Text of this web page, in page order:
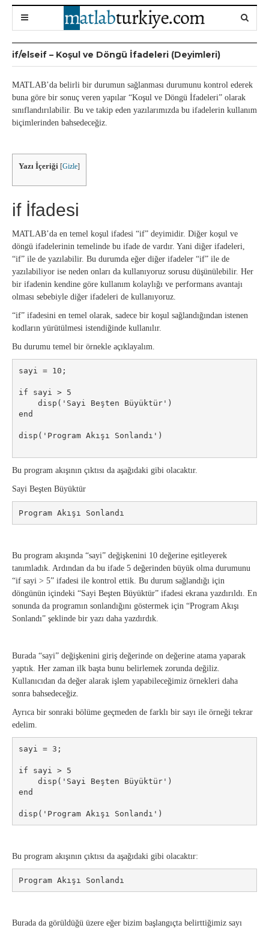
if/elseif – Koşul ve Döngü İfadeleri (Deyimleri)
MATLAB’da belirli bir durumun sağlanması durumunu kontrol ederek
buna göre bir sonuç veren yapılar “Koşul ve Döngü İfadeleri” olarak
sınıflandırılabilir. Bu ve takip eden yazılarımızda bu ifadelerin kullanım
biçimlerinden bahsedeceğiz.
Yazı İçeriği [Gizle]
if İfadesi
MATLAB’da en temel koşul ifadesi “if” deyimidir. Diğer koşul ve
döngü ifadelerinin temelinde bu ifade de vardır. Yani diğer ifadeleri,
“if” ile de yazılabilir. Bu durumda eğer diğer ifadeler “if” ile de
yazılabiliyor ise neden onları da kullanıyoruz sorusu düşünülebilir. Her
bir ifadenin kendine göre kullanım kolaylığı ve performans avantajı
olması sebebiyle diğer ifadeleri de kullanıyoruz.
“if” ifadesini en temel olarak, sadece bir koşul sağlandığından istenen
kodların yürütülmesi istendiğinde kullanılır.
Bu durumu temel bir örnekle açıklayalım.
sayi = 10;
if sayi > 5
disp('Sayi Beşten Büyüktür')
end
disp('Program Akışı Sonlandı')
Bu program akışının çıktısı da aşağıdaki gibi olacaktır.
Sayi Beşten Büyüktür
Bu program akışında “sayi” değişkenini 10 değerine eşitleyerek
tanımladık. Ardından da bu ifade 5 değerinden büyük olma durumunu
“if sayi > 5” ifadesi ile kontrol ettik. Bu durum sağlandığı için
döngünün içindeki “Sayi Beşten Büyüktür” ifadesi ekrana yazdırıldı. En
sonunda da programın sonlandığını göstermek için “Program Akışı
Sonlandı” şeklinde bir yazı daha yazdırdık.
Burada “sayi” değişkenini giriş değerinde on değerine atama yaparak
yaptık. Her zaman ilk başta bunu belirlemek zorunda değiliz.
Kullanıcıdan da değer alarak işlem yapabileceğimiz örnekleri daha
sonra bahsedeceğiz.
Ayrıca bir sonraki bölüme geçmeden de farklı bir sayı ile örneği tekrar
edelim.
sayi = 3;
if sayi > 5
disp('Sayi Beşten Büyüktür')
end
Bu program akışının çıktısı da aşağıdaki gibi olacaktır:
Program Akışı Sonlandı
Burada da görüldüğü üzere eğer bizim başlangıçta belirttiğimiz sayı